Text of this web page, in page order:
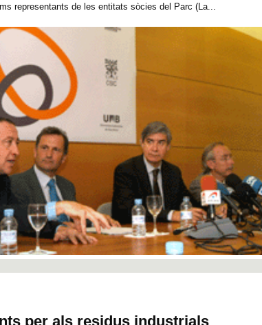
representants de les entitats sòcies del Parc (La...
per als residus industrials